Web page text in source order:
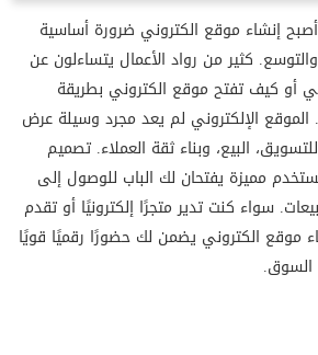
إنشاء موقع الكتروني ضرورة أساسية
كثير من رواد الأعمال يتساءلون عن
أو كيف تفتح موقع الكتروني بطريقة
الموقع الإلكتروني لم يعد مجرد وسيلة عرض
البيع، وبناء ثقة العملاء. تصميم
مميزة يفتحان لك الباب للوصول إلى
سواء كنت تدير متجرًا إلكترونيًا أو تقدم
موقع الكتروني يضمن لك حضورًا رقميًا قويًا
السوق.